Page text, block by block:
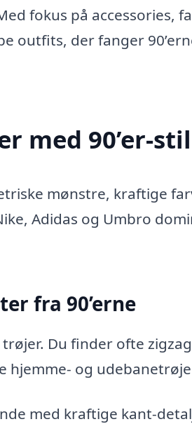
fokus på accessories,
outfits, der fanger
med 90’er-stil
mønstre, kraftige
Adidas og Umbro
fra 90’erne
Du finder ofte
hjemme- og
med kraftige kant-